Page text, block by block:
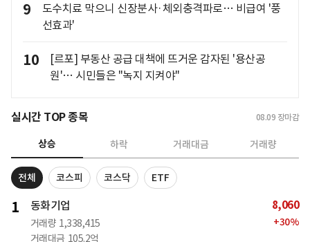
9
도수치료 막으니 신장분사·체외충격파로… 비급여 '풍
선효과'
10
[르포] 부동산 공급 대책에 뜨거운 감자된 '용산공
원'… 시민들은 "녹지 지켜야"
실시간 TOP 종목 08.09 장마감
상승 하락 거래대금 거래량
전체 코스피 코스닥 ETF
1 동화기업
거래량 1,338,415
거래대금 105.2억
8,060
+30%